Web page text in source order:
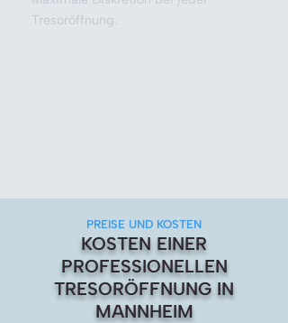
Tresoröffnung.
PREISE UND KOSTEN
KOSTEN EINER
PROFESSIONELLEN
TRESORÖFFNUNG IN
MANNHEIM